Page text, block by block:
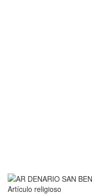
Artículo religioso